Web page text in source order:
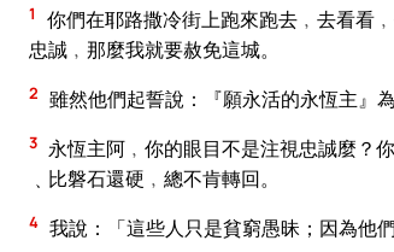
1
你們在耶路撒冷街上跑來跑去﹐去看看
忠誠﹐那麼我就要赦免這城。
2 雖然他們起誓說：『願永活的永恆主』
3 永恆主阿﹐你的眼目不是注視忠誠麼？
﹑比磐石還硬﹐總不肯轉回。
4 我說：「這些人只是貧窮愚昧；因為他